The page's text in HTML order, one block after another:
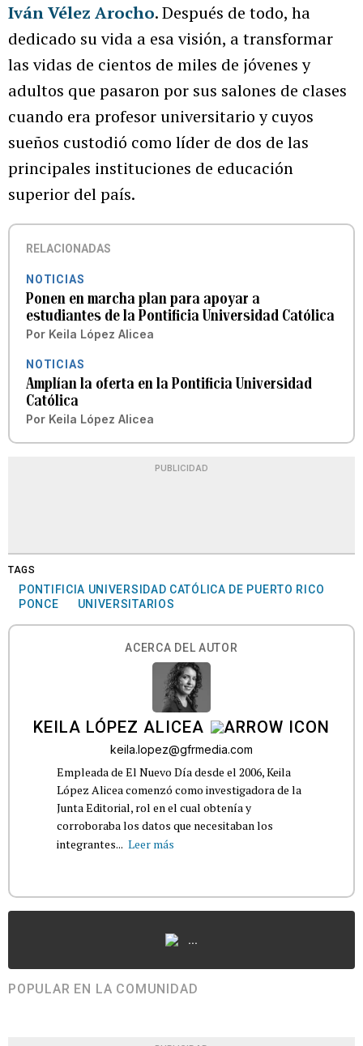
Iván Vélez Arocho. Después de todo, ha
dedicado su vida a esa visión, a transformar
las vidas de cientos de miles de jóvenes y
adultos que pasaron por sus salones de clases
cuando era profesor universitario y cuyos
sueños custodió como líder de dos de las
principales instituciones de educación
superior del país.
RELACIONADAS
NOTICIAS
Ponen en marcha plan para apoyar a
estudiantes de la Pontificia Universidad Católica
Por Keila López Alicea
NOTICIAS
Amplían la oferta en la Pontificia Universidad
Católica
Por Keila López Alicea
PUBLICIDAD
TAGS
PONTIFICIA UNIVERSIDAD CATÓLICA DE PUERTO RICO
PONCE
UNIVERSITARIOS
ACERCA DEL AUTOR
KEILA LÓPEZ ALICEA
keila.lopez@gfrmedia.com
Empleada de El Nuevo Día desde el 2006, Keila
López Alicea comenzó como investigadora de la
Junta Editorial, rol en el cual obtenía y
corroboraba los datos que necesitaban los
integrantes... Leer más
...
POPULAR EN LA COMUNIDAD